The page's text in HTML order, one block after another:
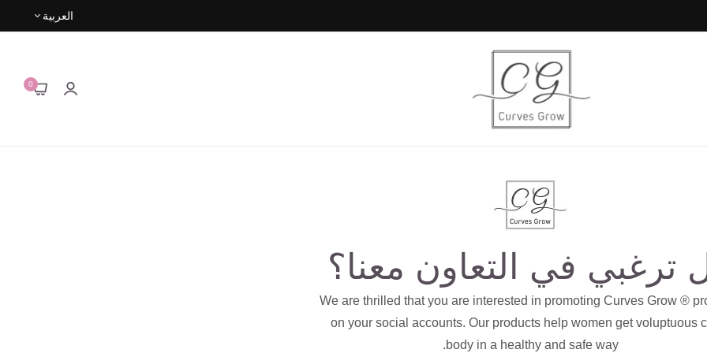
العربية
0
ترغبي في التعاون معنا؟
We are thrilled that you are interested in promoting Curves Grow ®
on your social accounts. Our products help women get voluptuous
body in a healthy and safe way.